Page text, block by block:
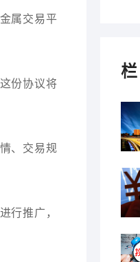
属交易平
份协议将
、交易规
行推广，